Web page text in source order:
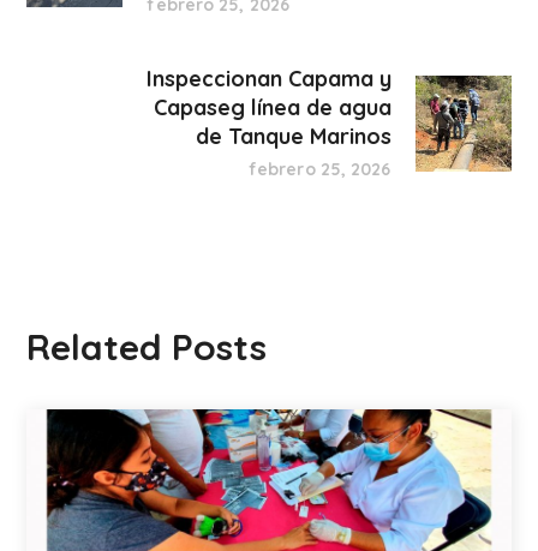
febrero 25, 2026
Inspeccionan Capama y
Capaseg línea de agua
de Tanque Marinos
febrero 25, 2026
Related Posts